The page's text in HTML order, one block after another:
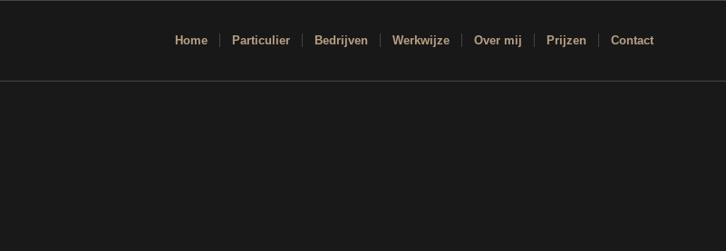
Home Particulier Bedrijven Werkwijze Over mij Prijzen Contact